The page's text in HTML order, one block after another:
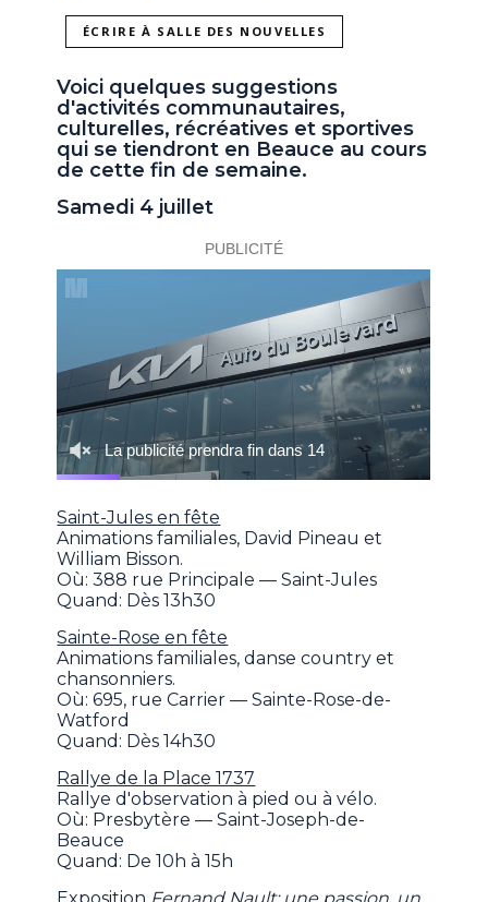
ÉCRIRE À SALLE DES NOUVELLES
Voici quelques suggestions
d'activités communautaires,
culturelles, récréatives et sportives
qui se tiendront en Beauce au cours
de cette fin de semaine.
Samedi 4 juillet
Saint-Jules en fête
Animations familiales, David Pineau et
William Bisson.
Où: 388 rue Principale — Saint-Jules
Quand: Dès 13h30
Sainte-Rose en fête
Animations familiales, danse country et
chansonniers.
Où: 695, rue Carrier — Sainte-Rose-de-
Watford
Quand: Dès 14h30
Rallye de la Place 1737
Rallye d'observation à pied ou à vélo.
Où: Presbytère — Saint-Joseph-de-
Beauce
Quand: De 10h à 15h